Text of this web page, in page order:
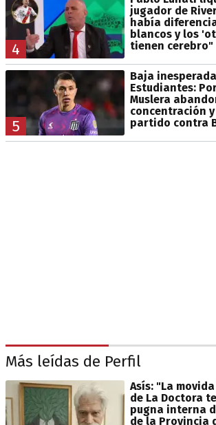
4
jugador de
había
blancos y los
tienen cerebro"
5
Baja
Estudiantes:
Muslera
concentración
partido contra
Más leídas de Perfil
Asís: "La
de La Doctora
pugna interna
de la Provincia